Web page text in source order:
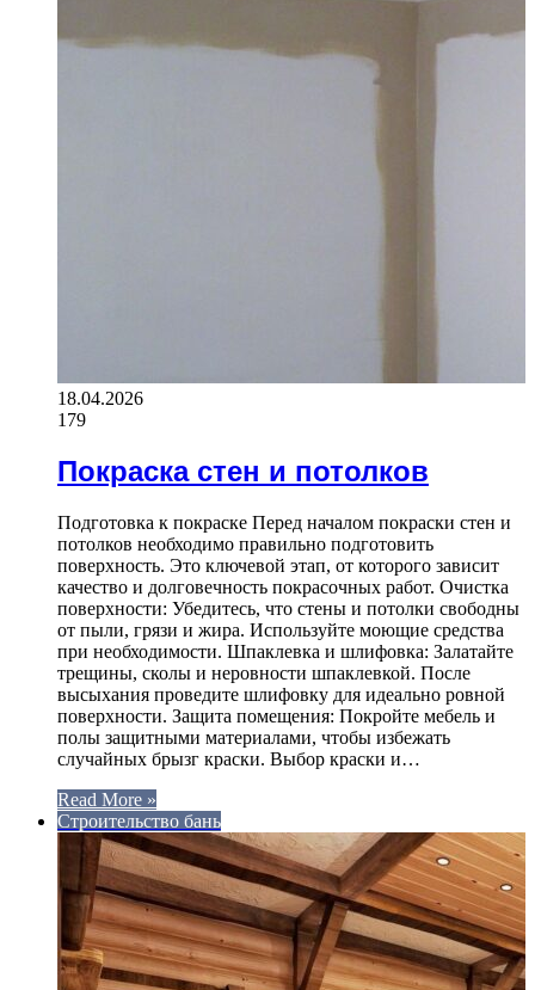
18.04.2026
179
Покраска стен и потолков
Подготовка к покраске Перед началом покраски стен и
потолков необходимо правильно подготовить
поверхность. Это ключевой этап, от которого зависит
качество и долговечность покрасочных работ. Очистка
поверхности: Убедитесь, что стены и потолки свободны
от пыли, грязи и жира. Используйте моющие средства
при необходимости. Шпаклевка и шлифовка: Залатайте
трещины, сколы и неровности шпаклевкой. После
высыхания проведите шлифовку для идеально ровной
поверхности. Защита помещения: Покройте мебель и
полы защитными материалами, чтобы избежать
случайных брызг краски. Выбор краски и…
Read More »
Строительство бань